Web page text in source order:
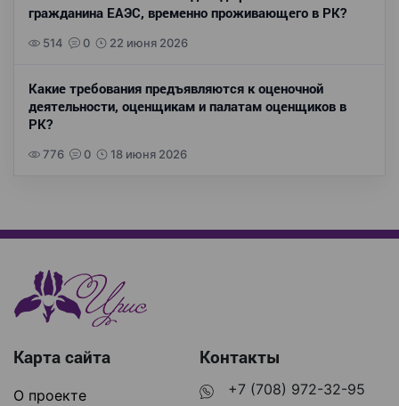
гражданина ЕАЭС, временно проживающего в РК?
514 0 22 июня 2026
Какие требования предъявляются к оценочной
деятельности, оценщикам и палатам оценщиков в
РК?
776 0 18 июня 2026
Карта сайта
О проекте
Контакты
+7 (708) 972-32-95